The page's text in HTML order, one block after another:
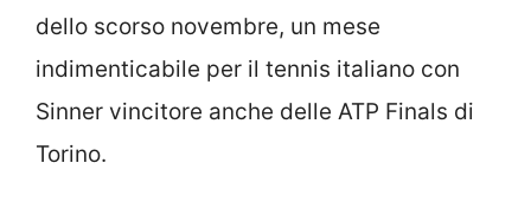
dello scorso novembre, un mese
indimenticabile per il tennis italiano con
Sinner vincitore anche delle ATP Finals di
Torino.